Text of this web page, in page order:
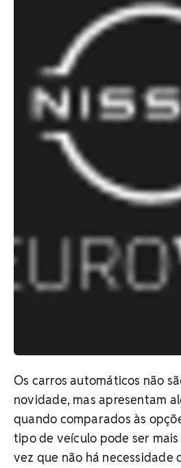
Os carros automáticos não
novidade, mas apresentam
quando comparados às
tipo de veículo pode ser mais
vez que não há necessidade